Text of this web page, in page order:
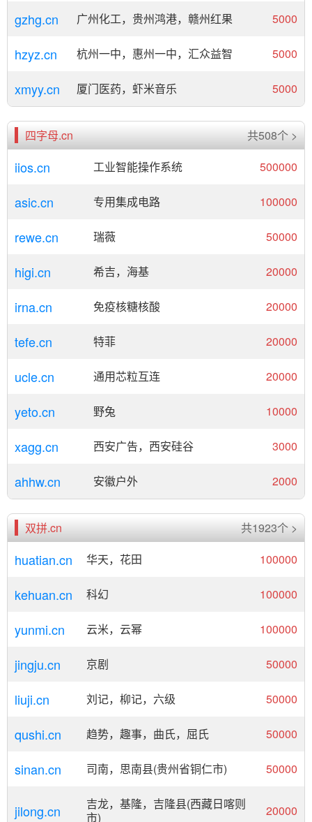
gzhg.cn 广州化工，贵州鸿港，赣州红果 5000
hzyz.cn 杭州一中，惠州一中，汇众益智 5000
xmyy.cn 厦门医药，虾米音乐 5000
四字母.cn 共508个 >
iios.cn 工业智能操作系统 500000
asic.cn 专用集成电路 100000
rewe.cn 瑞薇 50000
higi.cn 希吉，海基 20000
irna.cn 免疫核糖核酸 20000
tefe.cn 特菲 20000
ucle.cn 通用芯粒互连 20000
yeto.cn 野兔 10000
xagg.cn 西安广告，西安硅谷 3000
ahhw.cn 安徽户外 2000
双拼.cn 共1923个 >
huatian.cn 华天，花田 100000
kehuan.cn 科幻 100000
yunmi.cn 云米，云幂 100000
jingju.cn 京剧 50000
liuji.cn 刘记，柳记，六级 50000
qushi.cn 趋势，趣事，曲氏，屈氏 50000
sinan.cn 司南，思南县(贵州省铜仁市) 50000
jilong.cn
吉龙，基隆，吉隆县(西藏日喀则
市)
20000